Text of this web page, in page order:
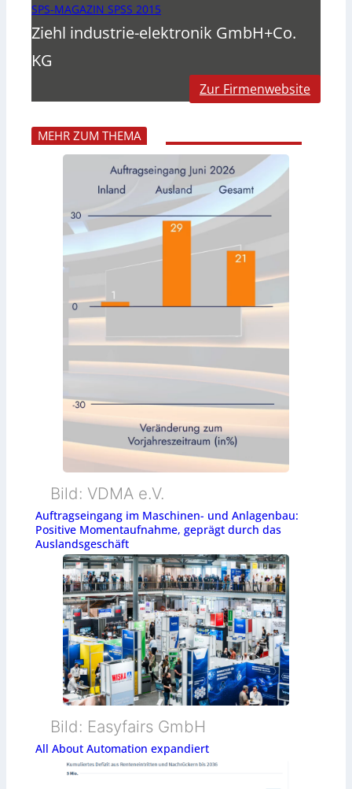
SPS-MAGAZIN SPSS 2015
Ziehl industrie-elektronik GmbH+Co.
KG
Zur Firmenwebsite
MEHR ZUM THEMA
Bild: VDMA e.V.
Auftragseingang im Maschinen- und Anlagenbau:
Positive Momentaufnahme, geprägt durch das
Auslandsgeschäft
Bild: Easyfairs GmbH
All About Automation expandiert